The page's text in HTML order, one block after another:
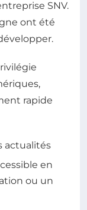
SNV.
ont été
rapide
actualités
en
ou un